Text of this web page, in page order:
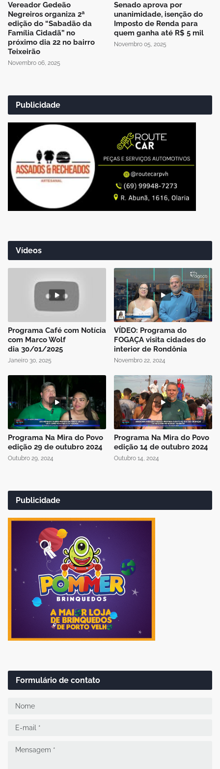
Vereador Gedeão
Negreiros organiza 2ª
edição do “Sabadão da
Família Cidadã” no
próximo dia 22 no bairro
Teixeirão
Novembro 06, 2025
Senado aprova por
unanimidade, isenção do
Imposto de Renda para
quem ganha até R$ 5 mil
Novembro 05, 2025
Publicidade
Vídeos
Programa Café com Notícia
com Marco Wolf
dia 30/01/2025
Janeiro 30, 2025
VÍDEO: Programa do
FOGAÇA visita cidades do
interior de Rondônia
Novembro 22, 2024
Programa Na Mira do Povo
edição 29 de outubro 2024
Outubro 29, 2024
Programa Na Mira do Povo
edição 14 de outubro 2024
Outubro 14, 2024
Publicidade
Formulário de contato